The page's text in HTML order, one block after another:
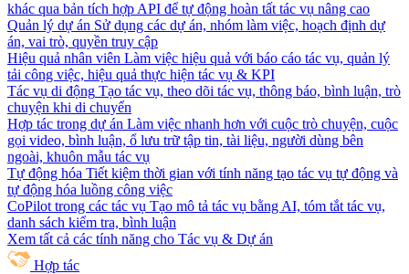
khác qua bản tích hợp API để tự động hoàn tất tác vụ nâng cao
Quản lý dự án Sử dụng các dự án, nhóm làm việc, hoạch định dự
án, vai trò, quyền truy cập
Hiệu quả nhân viên Làm việc hiệu quả với báo cáo tác vụ, quản lý
tải công việc, hiệu quả thực hiện tác vụ & KPI
Tác vụ di động Tạo tác vụ, theo dõi tác vụ, thông báo, bình luận, trò
chuyện khi di chuyển
Hợp tác trong dự án Làm việc nhanh hơn với cuộc trò chuyện, cuộc
gọi video, bình luận, ổ lưu trữ tập tin, tài liệu, người dùng bên
ngoài, khuôn mẫu tác vụ
Tự động hóa Tiết kiệm thời gian với tính năng tạo tác vụ tự động và
tự động hóa luồng công việc
CoPilot trong các tác vụ Tạo mô tả tác vụ bằng AI, tóm tắt tác vụ,
danh sách kiểm tra, bình luận
Xem tất cả các tính năng cho Tác vụ & Dự án
Hợp tác